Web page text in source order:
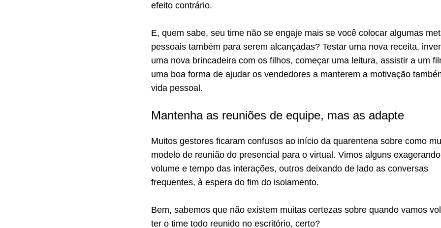
efeito contrário.
E, quem sabe, seu time não se engaje mais se você colocar algumas
pessoais também para serem alcançadas? Testar uma nova receita,
uma nova brincadeira com os filhos, começar uma leitura, assistir a um
uma boa forma de ajudar os vendedores a manterem a motivação
vida pessoal.
Mantenha as reuniões de equipe, mas as adapte
Muitos gestores ficaram confusos ao início da quarentena sobre como
modelo de reunião do presencial para o virtual. Vimos alguns
volume e tempo das interações, outros deixando de lado as conversas
frequentes, à espera do fim do isolamento.
Bem, sabemos que não existem muitas certezas sobre quando vamos
ter o time todo reunido no escritório, certo?